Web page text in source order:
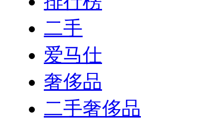
二手
爱马仕
奢侈品
二手奢侈品